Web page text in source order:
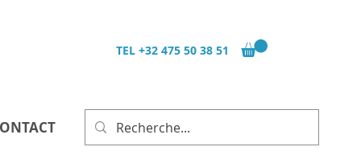
TEL +32 475 50 38 51